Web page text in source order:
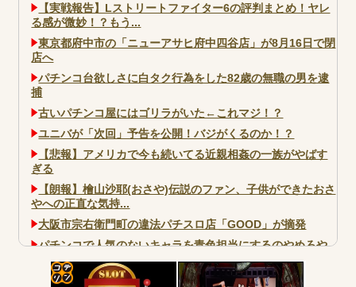
【実戦報告】Lストリートファイター6の評判まとめ！ヤレ
る感が微妙！？もう...
東京都府中市の「ニューアサヒ府中四谷店」が8月16日で閉
店へ
パチンコ台欲しさに白タク行為をした82歳の無職の男を逮
捕
古いパチンコ屋にはゴリラがいた←これマジ！？
ユニバが「次回」予告を公開！バジがくるのか！？
【悲報】アメリカで今も続いてる近親相姦の一族がやばす
ぎる
【朗報】檜山沙耶(おさや)伝説のファン、子供ができたおさ
やへの正直な気持...
大阪市宗右衛門町の違法パチスロ店「GOOD」が摘発
パチンコで人気のないキャラを青色担当にするのやめろや
ワイ、パチンコ屋店員の目の前で会員カードを握り潰し
「今までありがとう」と...